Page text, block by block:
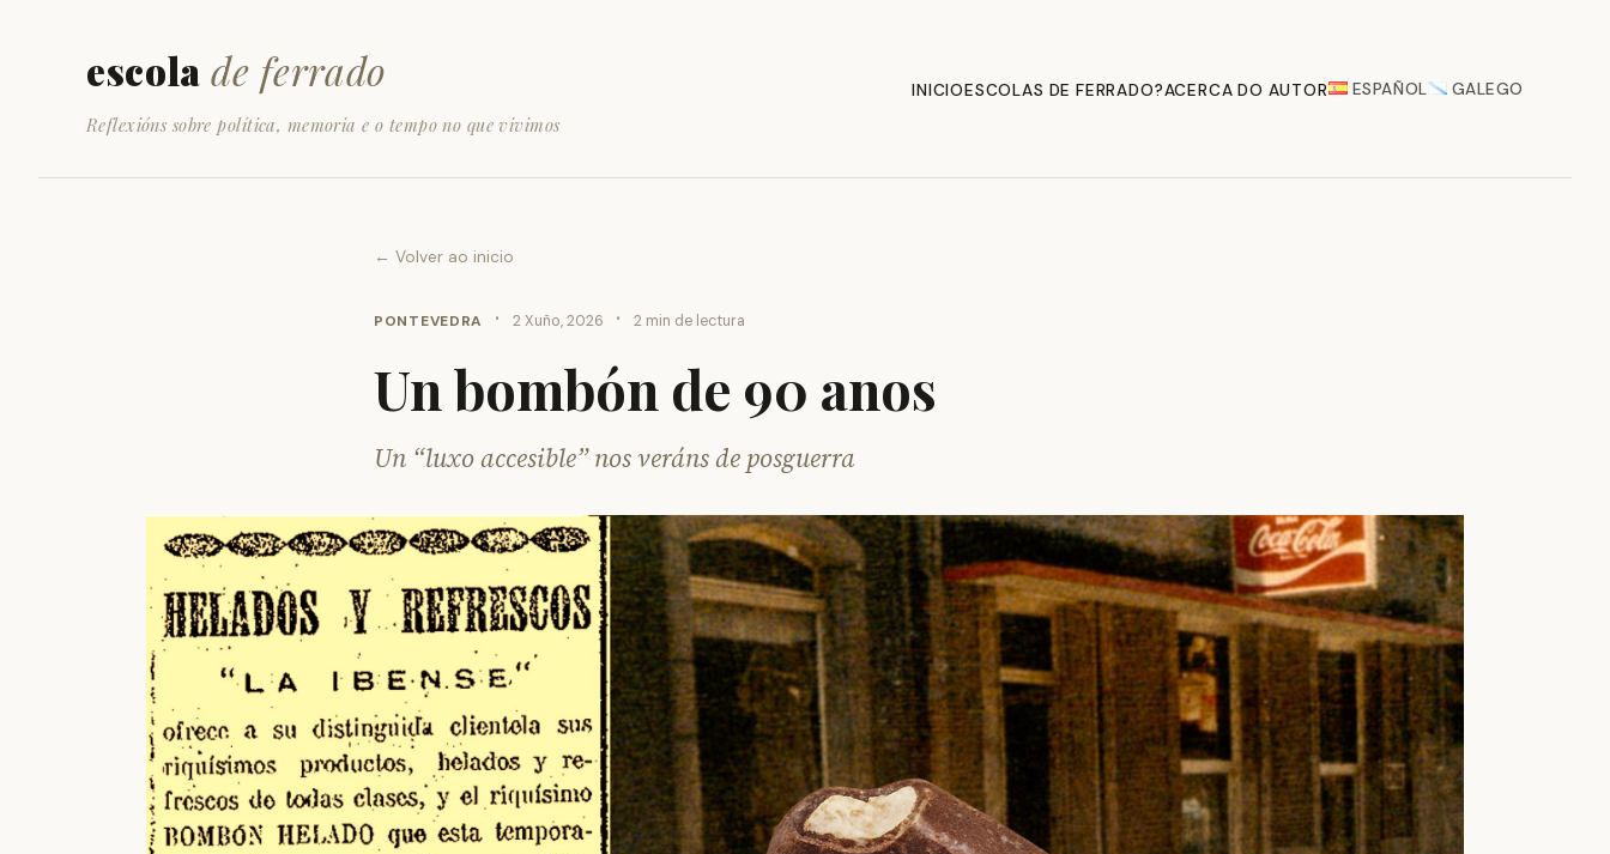
escola de ferrado
Reflexións sobre política, memoria e o tempo no que vivimos
INICIOESCOLAS DE FERRADO?ACERCA DO AUTOR ESPAÑOL GALEGO
← Volver ao inicio
PONTEVEDRA · 2 Xuño, 2026 · 2 min de lectura
Un bombón de 90 anos
Un “luxo accesible” nos veráns de posguerra